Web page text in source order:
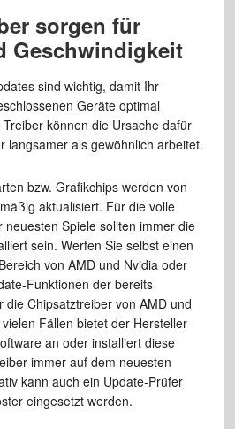
sorgen für
Geschwindigkeit
sind wichtig, damit Ihr
Geräte optimal
können die Ursache dafür
langsamer als gewöhnlich arbeitet.
bzw. Grafikchips werden von
aktualisiert. Für die volle
neuesten Spiele sollten immer die
sein. Werfen Sie selbst einen
von AMD und Nvidia oder
Funktionen der bereits
die Chipsatztreiber von AMD und
Fällen bietet der Hersteller
an oder installiert diese
immer auf dem neuesten
kann auch ein Update-Prüfer
eingesetzt werden.